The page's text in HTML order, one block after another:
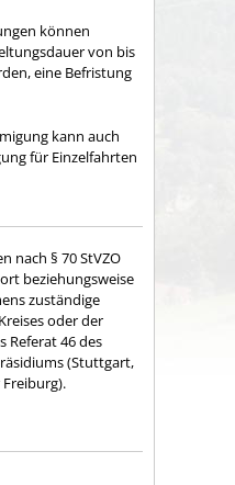
können
von bis
eine Befristung
kann auch
für Einzelfahrten
nach § 70 StVZO
beziehungsweise
zuständige
oder der
Referat 46 des
(Stuttgart,